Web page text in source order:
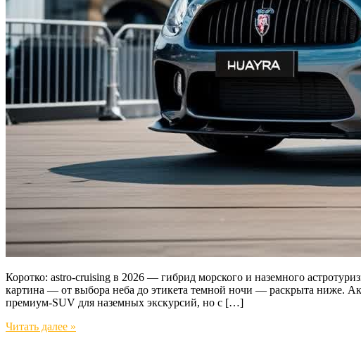
Коротко: astro-cruising в 2026 — гибрид морского и наземного
картина — от выбора неба до этикета темной ночи — раскрыта ниже.
премиум-SUV для наземных экскурсий, но с […]
Читать далее »